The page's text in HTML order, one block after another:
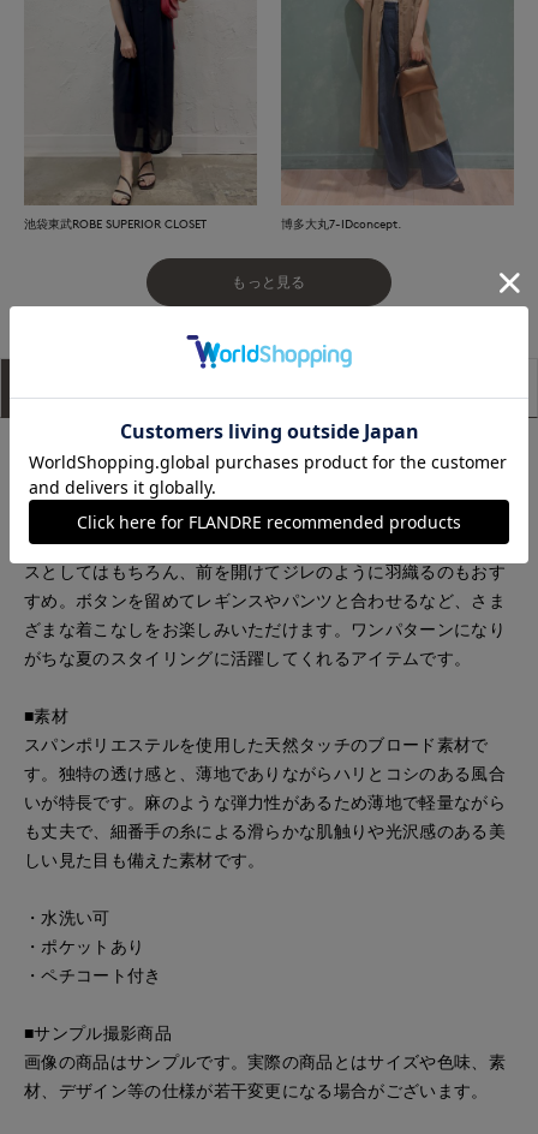
池袋東武ROBE SUPERIOR CLOSET 博多大丸7-IDconcept.
もっと見る
■デザイン
アームに深く入ったタックが立体感を生み、さらりと着用する
だけでさまになります。Aラインシルエットになっていますが
背面のボタン付きタブでフィット感を調整できます。ワンピー
スとしてはもちろん、前を開けてジレのように羽織るのもおす
すめ。ボタンを留めてレギンスやパンツと合わせるなど、さま
ざまな着こなしをお楽しみいただけます。ワンパターンになり
がちな夏のスタイリングに活躍してくれるアイテムです。
■素材
スパンポリエステルを使用した天然タッチのブロード素材で
す。独特の透け感と、薄地でありながらハリとコシのある風合
いが特長です。麻のような弾力性があるため薄地で軽量ながら
も丈夫で、細番手の糸による滑らかな肌触りや光沢感のある美
しい見た目も備えた素材です。
・水洗い可
・ポケットあり
・ペチコート付き
■サンプル撮影商品
画像の商品はサンプルです。実際の商品とはサイズや色味、素
材、デザイン等の仕様が若干変更になる場合がございます。